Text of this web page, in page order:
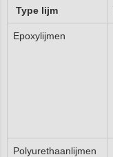
Type lijm
Epoxylijmen
Polyurethaanlijmen